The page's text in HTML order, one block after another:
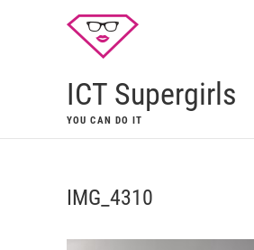
ICT Supergirls
YOU CAN DO IT
IMG_4310